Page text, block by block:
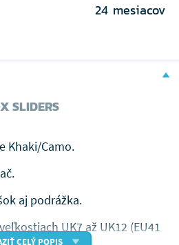
24 mesiacov
SLIDERS
Khaki/Camo.
aj podrážka.
UK7 až UK12 (EU41
CELÝ POPIS